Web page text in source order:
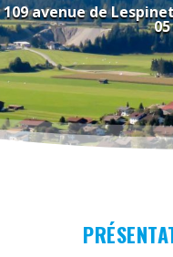
109 avenue de